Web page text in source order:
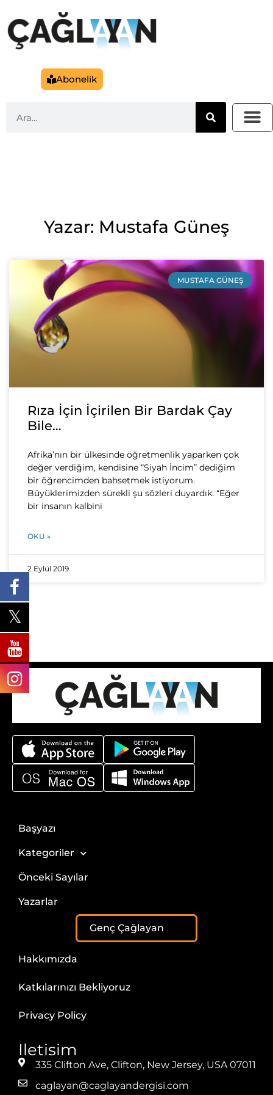
Abonelik
Yazar: Mustafa Güneş
MUSTAFA GÜNEŞ
Rıza İçin İçirilen Bir Bardak Çay
Bile…
Afrika’nın bir ülkesinde öğretmenlik yaparken çok
değer verdiğim, kendisine “Siyah İncim” dediğim
bir öğrencimden bahsetmek istiyorum.
Büyüklerimizden sürekli şu sözleri duyardık: “Eğer
bir insanın kalbini
OKU »
2 Eylül 2019
Başyazı
Kategoriler
Önceki Sayılar
Yazarlar
Genç Çağlayan
Hakkımızda
Katkılarınızı Bekliyoruz
Privacy Policy
Iletisim
335 Clifton Ave, Clifton, New Jersey, USA 07011
caglayan@caglayandergisi.com